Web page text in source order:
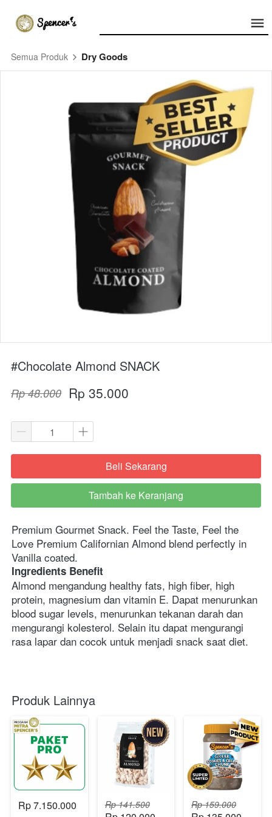
Semua Produk Dry Goods
#Chocolate Almond SNACK
Rp 48.000 Rp 35.000
`Beli Sekarang
`
Tambah ke Keranjang
Premium Gourmet Snack. Feel the Taste, Feel the
Love Premium Californian Almond blend perfectly in
Vanilla coated.
Ingredients Benefit
Almond mengandung healthy fats, high fiber, high
protein, magnesium dan vitamin E. Dapat menurunkan
blood sugar levels, menurunkan tekanan darah dan
mengurangi kolesterol. Selain itu dapat mengurangi
rasa lapar dan cocok untuk menjadi snack saat diet.
Produk Lainnya
Rp 7.150.000 Rp 141.500 Rp 159.000